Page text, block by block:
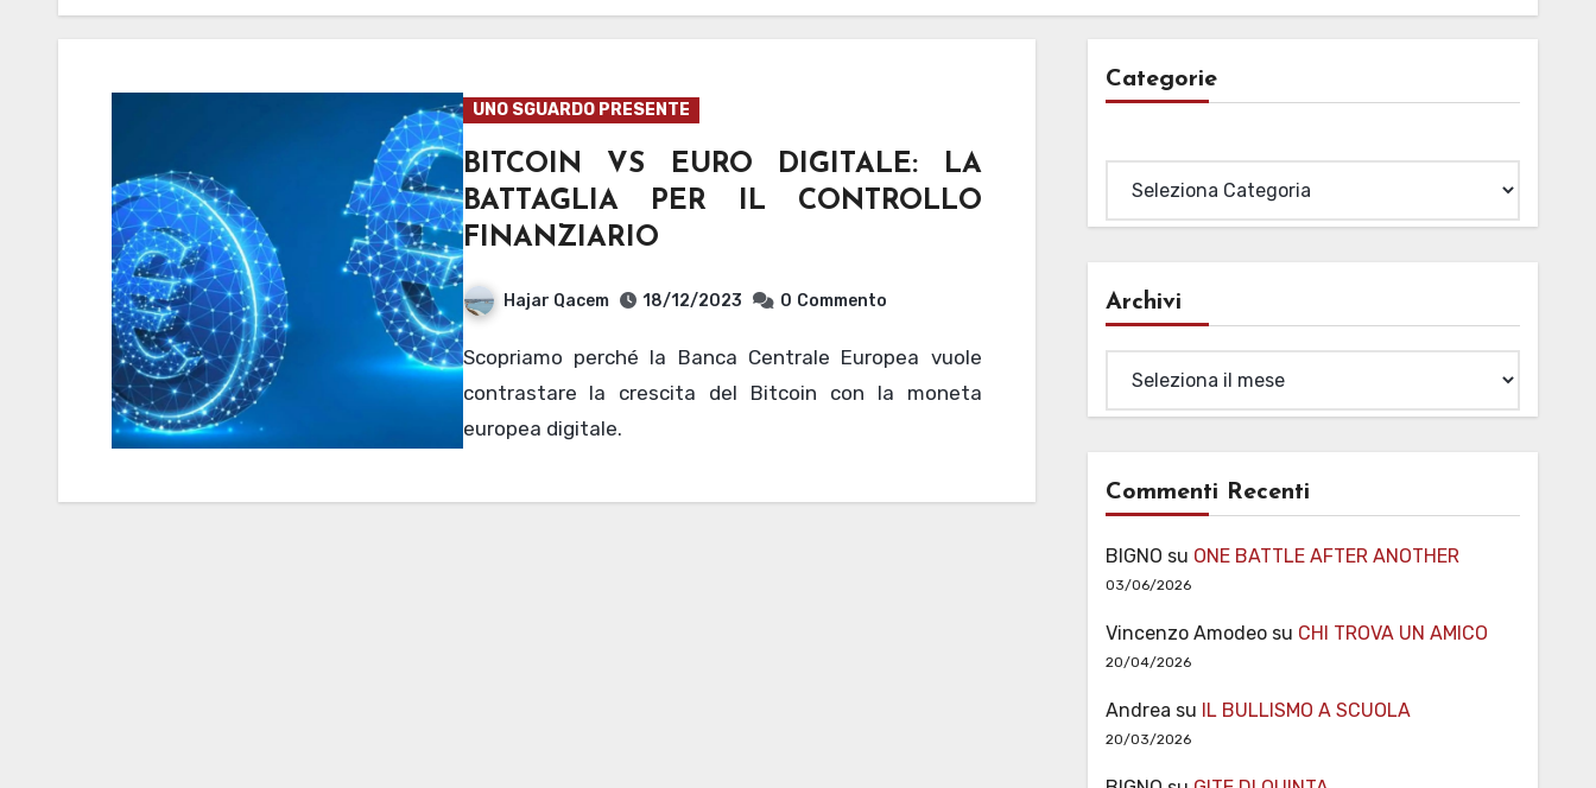
UNO SGUARDO PRESENTE
BITCOIN VS EURO DIGITALE: LA
BATTAGLIA PER IL CONTROLLO
FINANZIARIO
Hajar Qacem 18/12/2023 0 Commento
Scopriamo perché la Banca Centrale Europea vuole
contrastare la crescita del Bitcoin con la moneta
europea digitale.
Categorie
Archivi
Commenti Recenti
BIGNO su ONE BATTLE AFTER ANOTHER
03/06/2026
Vincenzo Amodeosu CHI TROVA UN AMICO
20/04/2026
Andrea su IL BULLISMO A SCUOLA
20/03/2026